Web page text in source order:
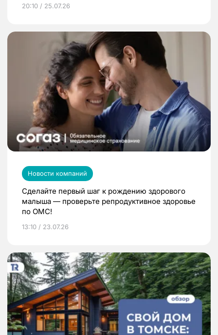
20:10 / 25.07.26
Новости компаний
Сделайте первый шаг к рождению здорового
малыша — проверьте репродуктивное здоровье
по ОМС!
13:10 / 23.07.26